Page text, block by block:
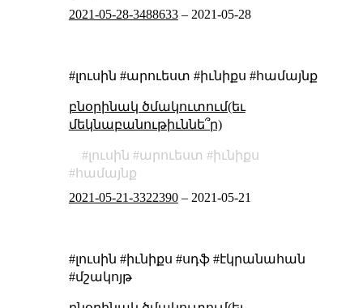
2021-05-28-3488633– 2021-05-28
#լուսին #արուեստ #իւնիքս #համայնք
բնօրինակ ծմակուտում(եւ
մեկնաբանութիւննե՞ր)
լուսին արուեստ
իւնիքս
համայնք
2021-05-21-3322390– 2021-05-21
#լուսին #իւնիքս #սդֆ #էկրանահան
#մշակոյթ